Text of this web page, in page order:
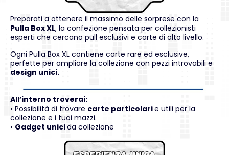
Preparati a ottenere il massimo delle sorprese con la
Pulla Box XL, la confezione pensata per collezionisti
esperti che cercano pull esclusivi e carte di alto livello.
Ogni Pulla Box XL contiene carte rare ed esclusive,
perfette per ampliare la collezione con pezzi introvabili e
design unici.
All’interno troverai:
• Possibilità di trovare carte particolarie utili per la
collezione e i tuoi mazzi.
• Gadget unicida collezione